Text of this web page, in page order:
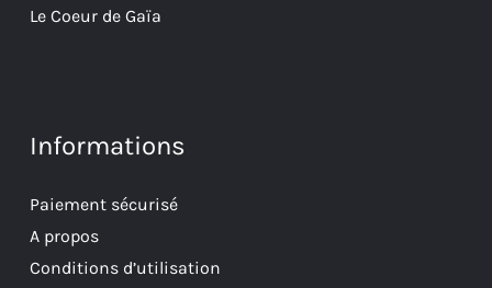
Le Coeur de Gaïa
Informations
Paiement sécurisé
A propos
Conditions d’utilisation